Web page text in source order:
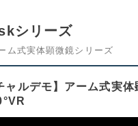
シリーズ
ム式実体顕微鏡シリーズ
ャルデモ】アーム式実